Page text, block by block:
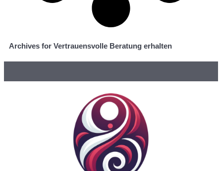
Archives for Vertrauensvolle Beratung erhalten